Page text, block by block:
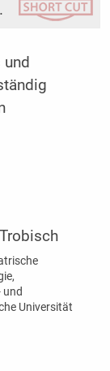
und
Universität